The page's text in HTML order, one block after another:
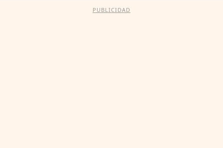
PUBLICIDAD